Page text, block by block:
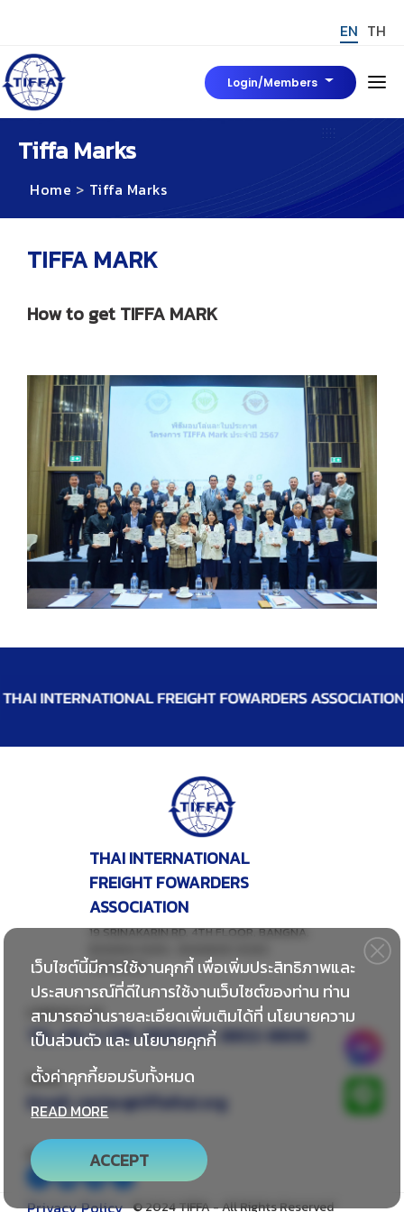
EN TH
Home
About Us
TIFFA MARK
Rules, Regulations and Related Articles
TIFFA E-Newsletter
Website Link
Contact Us
Login/Members
Tiffa Marks
Home Tiffa Marks
TIFFA MARK
How to get TIFFA MARK
เว็บไซต์นี้มีการใช้งานคุกกี้ เพื่อเพิ่มประสิทธิภาพและ
ประสบการณ์ที่ดีในการใช้งานเว็บไซต์ของท่าน ท่าน
สามารถอ่านรายละเอียดเพิ่มเติมได้ที่ นโยบายความ
เป็นส่วนตัว และนโยบายคุกกี้
ตั้งค่าคุกกี้ยอมรับทั้งหมด
READ MORE
ACCEPT
THAI INTERNATIONAL
FREIGHT FOWARDERS
ASSOCIATION
19 SRINAKARIN RD, 4TH FLOOR, BANGNA,
THAILAND
CONTACT US
TEL:66-2-018-2828 EXT. 8802-8806
EMAIL
Email: center@tiffathai.org
FOLLOW US
Privacy Policy © 2024 TIFFA - All Rights Reserved